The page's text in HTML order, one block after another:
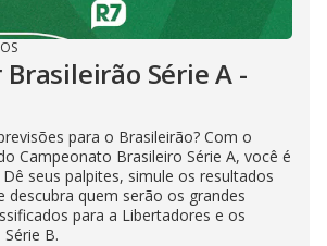
Série A -
para o Brasileirão? Com o
Campeonato Brasileiro Série A, você é
seus palpites, simule os resultados
descubra quem serão os grandes
para a Libertadores e os
B.